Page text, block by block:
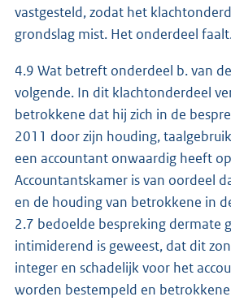
vastgesteld, zodat het
grondslag mist. Het onderdeel
4.9 Wat betreft onderdeel b. van
volgende. In dit klachtonderdeel
betrokkene dat hij zich in de
2011 door zijn houding,
een accountant onwaardig heeft
Accountantskamer is van oordeel
en de houding van betrokkene in
2.7 bedoelde bespreking dermate
intimiderend is geweest, dat dit
integer en schadelijk voor het
worden bestempeld en